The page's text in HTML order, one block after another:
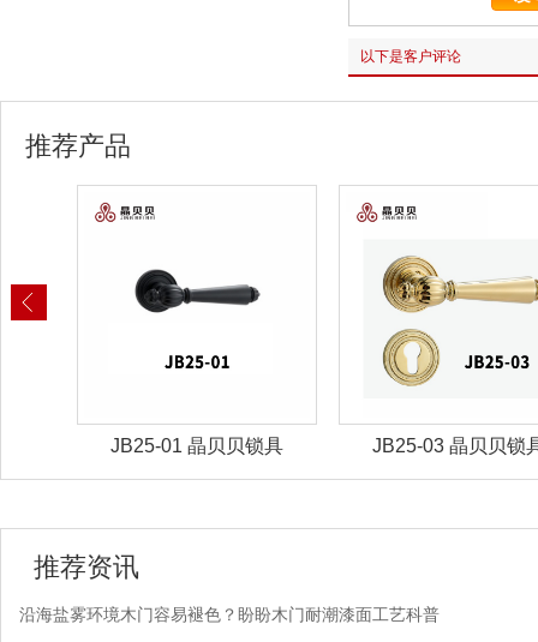
以下是客户评论
推荐产品
JB25-01 晶贝贝锁具 JB25-03 晶贝贝锁
推荐资讯
沿海盐雾环境木门容易褪色？盼盼木门耐潮漆面工艺科普